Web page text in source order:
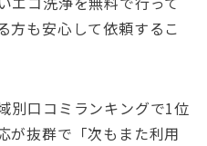
方も安心して依頼するこ
別口コミランキングで1位
が抜群で「次もまた利用